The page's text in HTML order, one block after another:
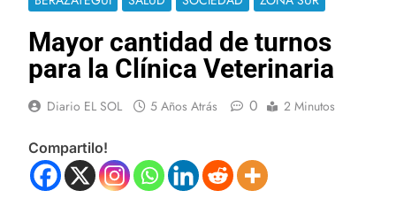
Mayor cantidad de turnos
para la Clínica Veterinaria
Diario EL SOL 5 Años Atrás 0 2 Minutos
Compartilo!